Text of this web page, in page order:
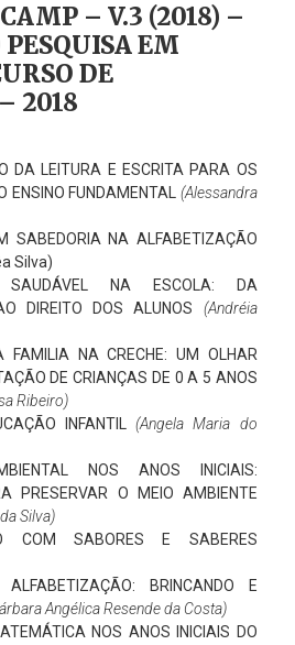
– V.3 (2018) –
EM
DE
2018
DA LEITURA E ESCRITA PARA OS
ENSINO FUNDAMENTAL
(Alessandra
SABEDORIA NA ALFABETIZAÇÃO
Silva)
SAUDÁVEL NA ESCOLA: DA
DIREITO DOS ALUNOS (Andréia
NA CRECHE: UM OLHAR
DE CRIANÇAS DE 0 A 5 ANOS
Ribeiro)
INFANTIL
(Angela Maria do
NOS ANOS INICIAIS:
PRESERVAR O MEIO AMBIENTE
Silva)
COM SABORES E SABERES
BRINCANDO E
Angélica Resende da Costa)
NOS ANOS INICIAIS DO